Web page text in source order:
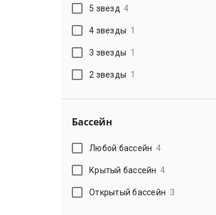
5 звезд 4
4 звезды 1
3 звезды 1
2 звезды 1
Бассейн
Любой бассейн 4
Крытый бассейн 4
Открытый бассейн 3